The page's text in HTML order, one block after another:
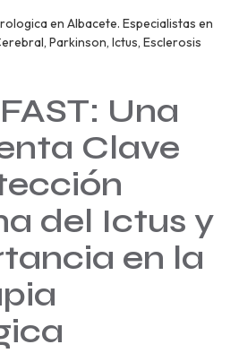
en Albacete. Especialistas en
Parkinson, Ictus, Esclerosis
Una
Clave
del Ictus y
en la